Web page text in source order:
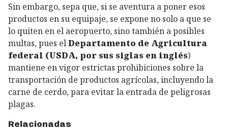
Sin embargo, sepa que, si se aventura a poner esos
productos en su equipaje, se expone no solo a que se
lo quiten en el aeropuerto, sino también a posibles
multas, pues elDepartamento de Agricultura
federal (USDA, por sus siglas en inglés)
mantiene en vigor estrictas prohibiciones sobre la
transportación de productos agrícolas, incluyendo la
carne de cerdo, para evitar la entrada de peligrosas
plagas.
Relacionadas